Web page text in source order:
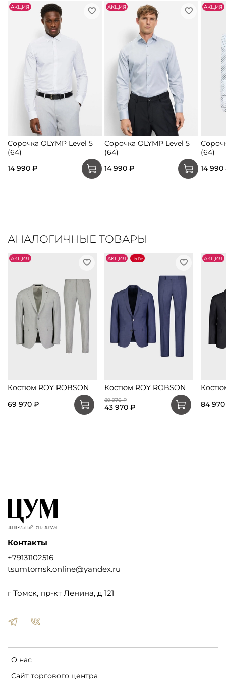
АKЦИЯ
Сорочка OLYMP Level 5
(64)
14 990 ₽
АKЦИЯ
Сорочка OLYMP Level 5
(64)
14 990 ₽
АKЦИЯ
(64)
14
АНАЛОГИЧНЫЕ ТОВАРЫ
АKЦИЯ
Костюм ROY ROBSON
69 970 ₽
АKЦИЯ -51%
Костюм ROY ROBSON
89 970 ₽
43 970 ₽
АKЦИЯ
84
О нас
Сайт торгового центра
Контакты
+79131102516
tsumtomsk.online@yandex.ru
г Томск, пр-кт Ленина, д 121